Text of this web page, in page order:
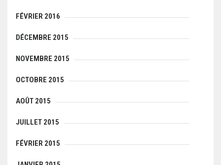
FÉVRIER 2016
DÉCEMBRE 2015
NOVEMBRE 2015
OCTOBRE 2015
AOÛT 2015
JUILLET 2015
FÉVRIER 2015